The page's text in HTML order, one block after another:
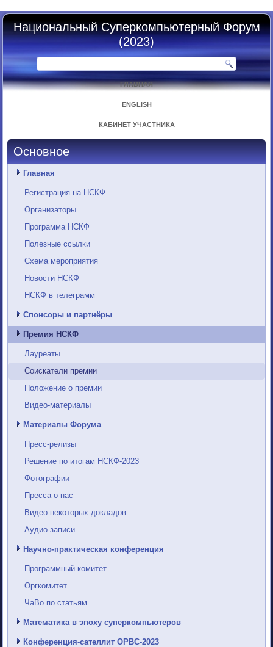
Национальный Суперкомпьютерный Форум
(2023)
ГЛАВНАЯ
ENGLISH
КАБИНЕТ УЧАСТНИКА
Основное
Главная
Регистрация на НСКФ
Организаторы
Программа НСКФ
Полезные ссылки
Схема мероприятия
Новости НСКФ
НСКФ в телеграмм
Спонсоры и партнёры
Премия НСКФ
Лауреаты
Соискатели премии
Положение о премии
Видео-материалы
Материалы Форума
Пресс-релизы
Решение по итогам НСКФ-2023
Фотографии
Пресса о нас
Видео некоторых докладов
Аудио-записи
Научно-практическая конференция
Программный комитет
Оргкомитет
ЧаВо по статьям
Математика в эпоху суперкомпьютеров
Конференция-сателлит ОРВС-2023